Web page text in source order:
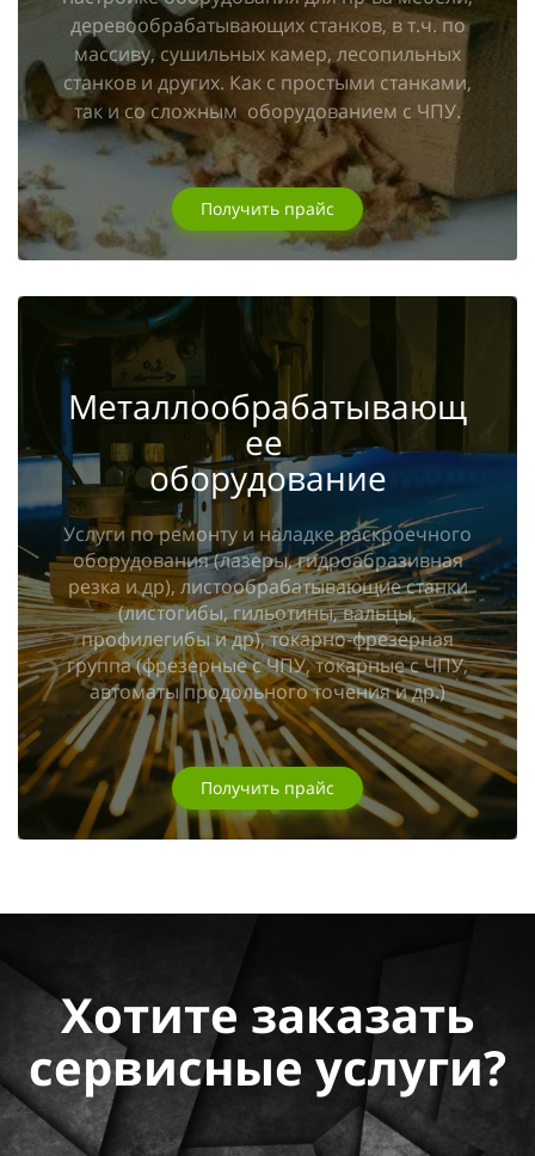
деревообрабатывающих станков, в т.ч. по
массиву, сушильных камер, лесопильных
станков и других. Как c простыми станками,
так и со сложным оборудованием с ЧПУ.
Получить прайс
Металлообрабатывающ
ее
оборудование
Услуги по ремонту и наладке раскроечного
оборудования (лазеры, гидроабразивная
резка и др), листообрабатывающие станки
(листогибы, гильотины, вальцы,
профилегибы и др), токарно-фрезерная
группа (фрезерные с ЧПУ, токарные с ЧПУ,
автоматы продольного точения и др.)
Получить прайс
Хотите заказать
сервисные услуги?